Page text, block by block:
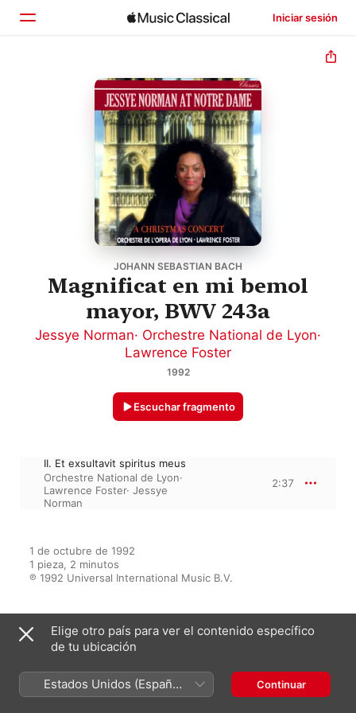
Iniciar sesión
Explorar
JOHANN SEBASTIAN BACH
Magnificat en mi bemol
mayor, BWV 243a
Jessye Norman· Orchestre National de Lyon·
Lawrence Foster
1992
Escuchar fragmento
II. Et exsultavit spiritus meus
Orchestre National de Lyon·
Lawrence Foster· Jessye
Norman
2:37
1 de octubre de 1992
1 pieza, 2 minutos
℗ 1992 Universal International Music B.V.
Del álbum
Jessye Norman at Notre-Dame
Elige otro país para ver el contenido específico
de tu ubicación
Estados Unidos (Español
México)
Continuar